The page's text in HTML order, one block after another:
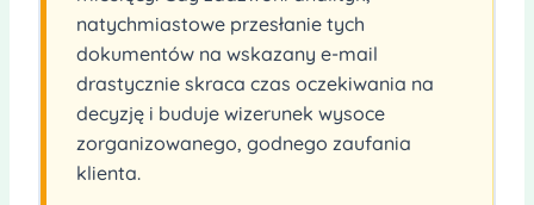
natychmiastowe przesłanie tych
dokumentów na wskazany e-mail
drastycznie skraca czas oczekiwania na
decyzję i buduje wizerunek wysoce
zorganizowanego, godnego zaufania
klienta.